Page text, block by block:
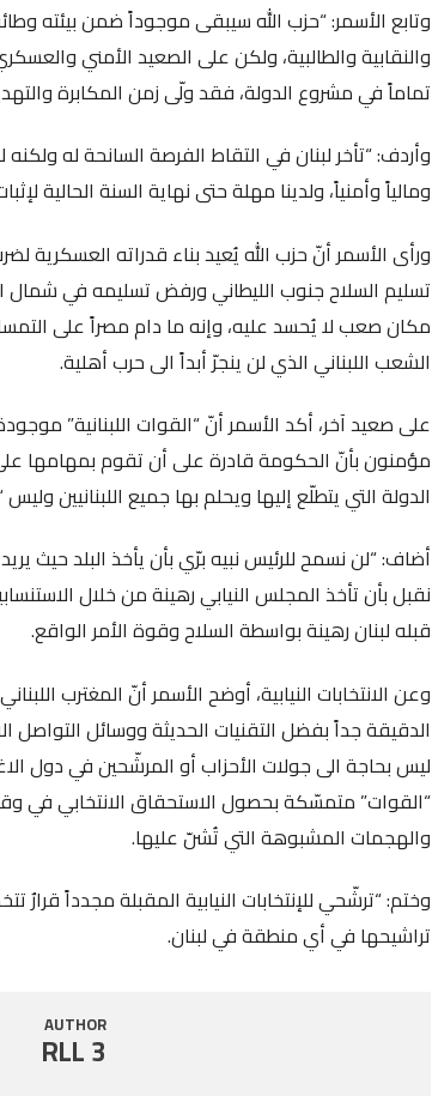
وتابع الأسمر: “حزب الله سيبقى موجوداً ضمن بيئته
والنقابية والطالبية، ولكن على الصعيد الأمني
تماماً في مشروع الدولة، فقد ولّى زمن المكابرة
وأردف: “تأخر لبنان في التقاط الفرصة السانحة له
ومالياً وأمنياً، ولدينا مهلة حتى نهاية السنة الحالية
ورأى الأسمر أنّ حزب الله يُعيد بناء قدراته العسكرية
تسليم السلاح جنوب الليطاني ورفض تسليمه في شمال
مكان صعب لا يُحسد عليه، وإنه ما دام مصراً على
الشعب اللبناني الذي لن ينجرّ أبداً الى حرب أهلية.
على صعيد آخر، أكد الأسمر أنّ “القوات اللبنانية”
مؤمنون بأنّ الحكومة قادرة على أن تقوم بمهامها
الدولة التي يتطلّع إليها ويحلم بها جميع اللبنانيين
أضاف: “لن نسمح للرئيس نبيه برّي بأن يأخذ البلد حيث
نقبل بأن تأخذ المجلس النيابي رهينة من خلال
قبله لبنان رهينة بواسطة السلاح وقوة الأمر الواقع.
وعن الانتخابات النيابية، أوضح الأسمر أنّ المغترب
الدقيقة جداً بفضل التقنيات الحديثة ووسائل التواصل
ليس بحاجة الى جولات الأحزاب أو المرشّحين في دول
“القوات” متمسّكة بحصول الاستحقاق الانتخابي في
والهجمات المشبوهة التي تُشنّ عليها.
وختم: “ترشّحي للإنتخابات النيابية المقبلة مجدداً
تراشيحها في أي منطقة في لبنان.
AUTHOR
RLL 3